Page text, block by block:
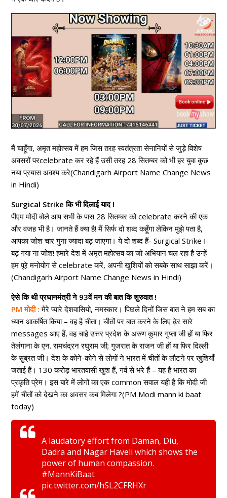
मैं चाहूँगा, अमृत महोत्सव में हम जिस तरह स्वतंत्रता सेनानियों से जुड़े विशेष
अवसरों परcelebrate कर रहे हैं उसी तरह 28 सितम्बर को भी हर युवा कुछ
नया प्रयास अवश्य करे(Chandigarh Airport Name Change News
in Hindi)
Surgical Strike कि भी दिलाई याद !
पीएम मोदी बोले आप सभी के पास 28 सितम्बर को celebrate करने की एक
और वजह भी है। जानते हैं क्या है! मैं सिर्फ दो शब्द कहूँगा लेकिन मुझे पता है,
आपका जोश चार गुना ज्यादा बढ़ जाएगा। ये दो शब्द हैं- Surgical Strike।
बढ़ गया ना जोश! हमारे देश में अमृत महोत्सव का जो अभियान चल रहा है उन्हें
हम पूरे मनोयोग से celebrate करें, अपनी खुशियों को सबके साथ साझा करें।
(Chandigarh Airport Name Change News in Hindi)
ऐसे कि थी प्रधानमंत्री ने 93वें मन की बात कि शुरुवात !
PM मोदी : मेरे प्यारे देशवासियो, नमस्कार। पिछले दिनों जिस बात ने हम सब का
ध्यान आकर्षित किया – वह है चीता। चीतों पर बात करने के लिए ढ़ेर सारे
messages आए हैं, वह चाहे उत्तर प्रदेश के अरुण कुमार गुप्ता जी हों या फिर
तेलंगाना के एन. रामचंद्रन रघुराम जी; गुजरात के राजन जी हों या फिर दिल्ली
के सुब्रत जी। देश के कोने-कोने से लोगों ने भारत में चीतों के लौटने पर खुशियाँ
जताई हैं। 130 करोड़ भारतवासी खुश हैं, गर्व से भरे हैं – यह है भारत का
प्रकृति प्रेम। इस बारे में लोगों का एक common सवाल यही है कि मोदी जी
हमें चीतों को देखने का अवसर कब मिलेगा ?(PM Modi mann ki baat
today)
A laudatory effort from Daman, Diu,
Dadra and Nagar Haveli which shows the
power of human compassion.
#MannKiBaat
pic.twitter.com/hSL2CFRHXr